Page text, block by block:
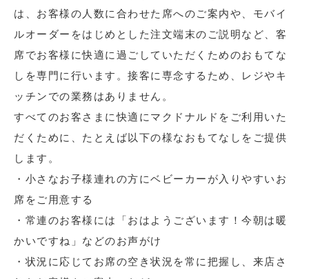
は、お客様の人数に合わせた席へのご案内や、モバイ
ルオーダーをはじめとした注文端末のご説明など、客
席でお客様に快適に過ごしていただくためのおもてな
しを専門に行います。接客に専念するため、レジやキ
ッチンでの業務はありません。
すべてのお客さまに快適にマクドナルドをご利用いた
だくために、たとえば以下の様なおもてなしをご提供
します。
・小さなお子様連れの方にベビーカーが入りやすいお
席をご用意する
・常連のお客様には「おはようございます！今朝は暖
かいですね」などのお声がけ
・状況に応じてお席の空き状況を常に把握し、来店さ